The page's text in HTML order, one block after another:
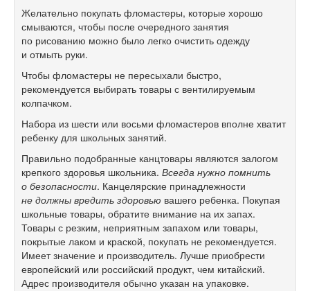
Желательно покупать фломастеры, которые хорошо
смываются, чтобы после очередного занятия
по рисованию можно было легко очистить одежду
и отмыть руки.
Чтобы фломастеры не пересыхали быстро,
рекомендуется выбирать товары с вентилируемым
колпачком.
Набора из шести или восьми фломастеров вполне хватит
ребенку для школьных занятий.
Правильно подобранные канцтовары являются залогом
крепкого здоровья школьника. Всегда нужно помнить
о безопасности. Канцелярские принадлежности
не должны вредить здоровью вашего ребенка. Покупая
школьные товары, обратите внимание на их запах.
Товары с резким, неприятным запахом или товары,
покрытые лаком и краской, покупать не рекомендуется.
Имеет значение и производитель. Лучше приобрести
европейский или российский продукт, чем китайский.
Адрес производителя обычно указан на упаковке.